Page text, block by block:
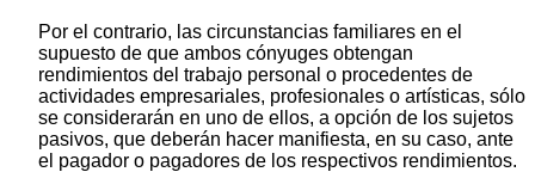
Por el contrario, las circunstancias familiares en el
supuesto de que ambos cónyuges obtengan
rendimientos del trabajo personal o procedentes de
actividades empresariales, profesionales o artísticas, sólo
se considerarán en uno de ellos, a opción de los sujetos
pasivos, que deberán hacer manifiesta, en su caso, ante
el pagador o pagadores de los respectivos rendimientos.